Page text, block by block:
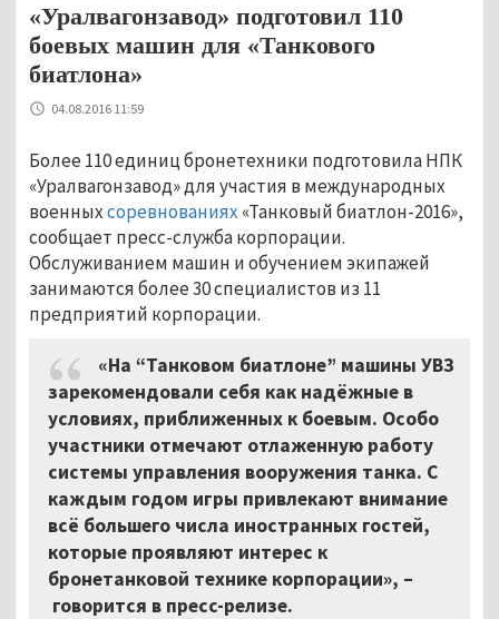
«Уралвагонзавод» подготовил 110
боевых машин для «Танкового
биатлона»
04.08.2016 11:59
Более 110 единиц бронетехники подготовила НПК
«Уралвагонзавод» для участия в международных
военныхсоревнованиях «Танковый биатлон-2016»,
сообщает пресс-служба корпорации.
Обслуживанием машин и обучением экипажей
занимаются более 30 специалистов из 11
предприятий корпорации.
«На “Танковом биатлоне” машины УВЗ
зарекомендовали себя как надёжные в
условиях, приближенных к боевым. Особо
участники отмечают отлаженную работу
системы управления вооружения танка. С
каждым годом игры привлекают внимание
всё большего числа иностранных гостей,
которые проявляют интерес к
бронетанковой технике корпорации», –
говорится в пресс-релизе.